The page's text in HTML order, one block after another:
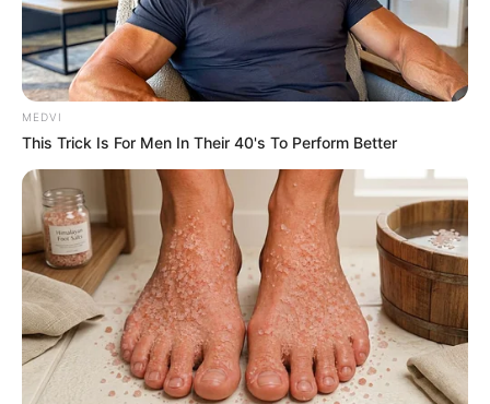
เมื่อวันพุธที่ ๖ พฤศจิกายน ๒๕๖๒ เวลา ๐๘.๓๐ น. พลเอก
ประยุทธ์ จันทร์โอชา นายกรัฐมนตรีและรัฐมนตรีว่าการ
กระทรวงกลาโหม พร้อมด้วย นายอนุทิน ชาญวีรกูล รอง
นายกรัฐมนตรีและรัฐมนตรีว่าการกระทรวงสาธารณสุข
และนายเทวัญ ลิปตพัลลภ รัฐมนตรีประจำสำนักนายก
รัฐมนตรี เยี่ยมชมประชาสัมพันธ์การจัดงานกาชาด ประจำ
ปี ๒๕๖๒ ภายใต้แนวคิด “เย็นศิระเพราะพระบริบาล เกิด
สายธารการให้ที่งดงาม” ก่อนการประชุมคณะรัฐมนตรี ณ
บริเวณด้านหน้าตึกบัญชาการ ๑ ทำเนียบรัฐบาล เขตดุสิต
กรุงเทพมหานคร
MEDVI
This Trick Is For Men In Their 40's To Perform Better